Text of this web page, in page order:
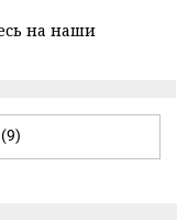
на наши
(9)